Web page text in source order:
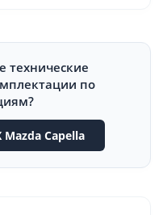
технические
по
Capella